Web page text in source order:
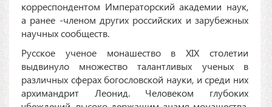
корреспондентом Императорский академии наук,
а ранее -членом других российских и зарубежных
научных сообществ.
Русское ученое монашество в XIX столетии
выдвинуло множество талантливых ученых в
различных сферах богословской науки, и среди них
архимандрит Леонид. Человеком глубоких